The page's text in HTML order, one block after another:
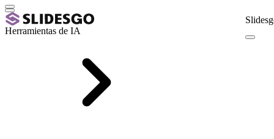
Herramientas de IA